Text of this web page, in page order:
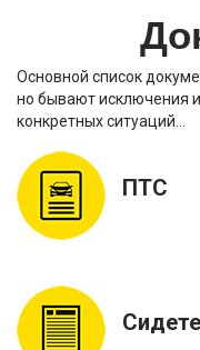
Основной список
но бывают исключения
конкретных ситуаций…
ПТС